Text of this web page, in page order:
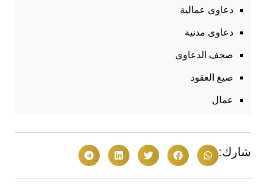
دعاوى عمالية
دعاوى مدنية
صحف الدعاوى
صيغ العقود
عمال
شارك: